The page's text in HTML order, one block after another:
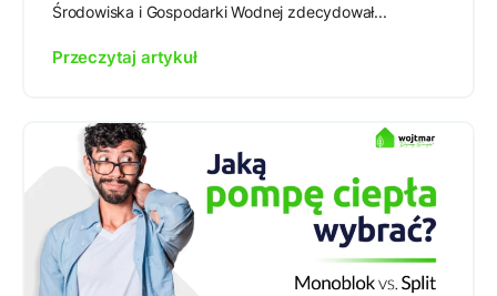
Środowiska i Gospodarki Wodnej zdecydował...
Przeczytaj artykuł